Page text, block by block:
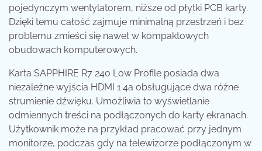
pojedynczym wentylatorem, niższe od płytki PCB karty.
Dzięki temu całość zajmuje minimalną przestrzeń i bez
problemu zmieści się nawet w kompaktowych
obudowach komputerowych.
Karta SAPPHIRE R7 240 Low Profile posiada dwa
niezależne wyjścia HDMI 1.4a obsługujące dwa różne
strumienie dźwięku. Umożliwia to wyświetlanie
odmiennych treści na podłączonych do karty ekranach.
Użytkownik może na przykład pracować przy jednym
monitorze, podczas gdy na telewizorze podłączonym w